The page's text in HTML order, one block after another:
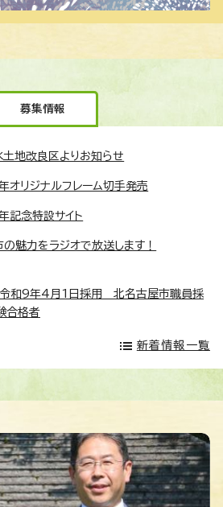
募集情報
地改良区よりお知らせ
オリジナルフレーム切手発売
記念特設サイト
魅力をラジオで放送します！
令和9年4月1日採用 北名古屋市職員採
合格者
新着情報一覧